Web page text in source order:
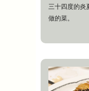
三十四度的炎
做的菜。